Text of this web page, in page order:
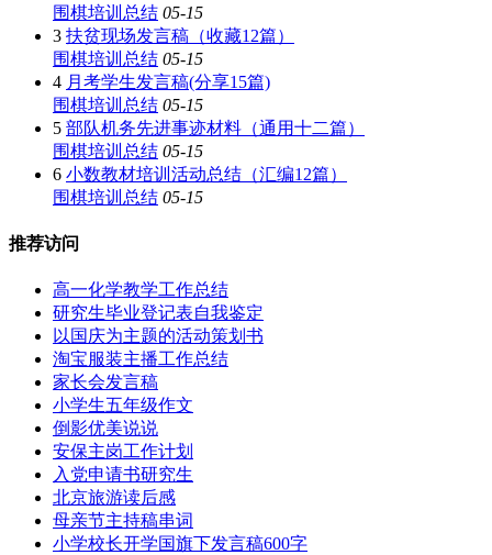
围棋培训总结 05-15
3 扶贫现场发言稿（收藏12篇）
围棋培训总结 05-15
4 月考学生发言稿(分享15篇)
围棋培训总结 05-15
5 部队机务先进事迹材料（通用十二篇）
围棋培训总结 05-15
6 小数教材培训活动总结（汇编12篇）
围棋培训总结 05-15
推荐访问
高一化学教学工作总结
研究生毕业登记表自我鉴定
以国庆为主题的活动策划书
淘宝服装主播工作总结
家长会发言稿
小学生五年级作文
倒影优美说说
安保主岗工作计划
入党申请书研究生
北京旅游读后感
母亲节主持稿串词
小学校长开学国旗下发言稿600字